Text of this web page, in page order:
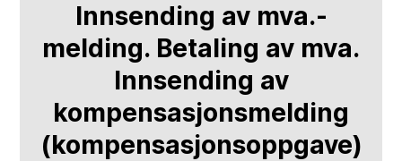
Innsending av mva.-
melding. Betaling av mva.
Innsending av
kompensasjonsmelding
(kompensasjonsoppgave)